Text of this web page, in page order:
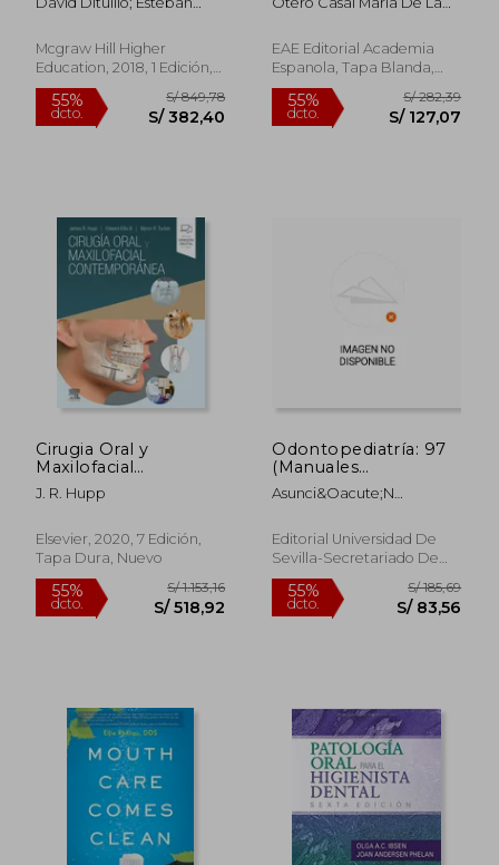
40% S/ 1.372,02 55% S/
Mcgraw Hill Higher
Education, 2018, 1 Edición,
Tapa Blanda, Nuevo
Odontologia
EAE Editorial Academia
Espanola, Tapa Blanda,
Nuevo
Cirugia Oral y
Maxilofacial
Contemporanea (7ª
Ed. )
J. R. Hupp
Elsevier, 2020, 7 Edición,
Tapa Dura, Nuevo
Odontopediatría: 97
(Manuales
Universitarios)
Asunci&Oacute;N
Beatriz Solano Mendoza
Editorial Universidad De
Sevilla-Secretariado De
Publicaciones, 2017, Tapa
Blanda, Nuevo